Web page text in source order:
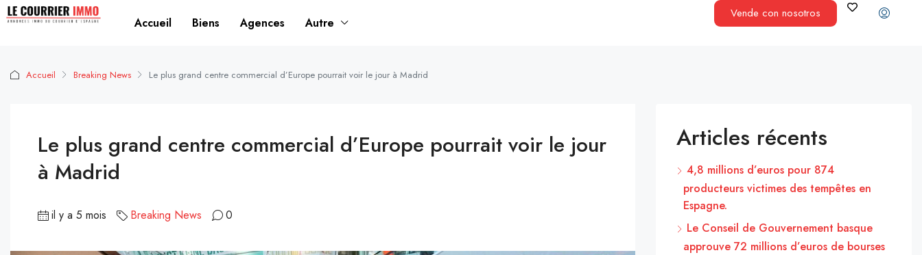
Accueil Biens Agences Autre
Vende con nosotros
Accueil Breaking News Le plus grand centre commercial d’Europe pourrait voir le jour à Madrid
Le plus grand centre commercial d’Europe pourrait voir le jour
à Madrid
il y a 5 mois Breaking News 0
Articles récents
4,8 millions d’euros pour 874
producteurs victimes des tempêtes en
Espagne.
Le Conseil de Gouvernement basque
approuve 72 millions d’euros de bourses